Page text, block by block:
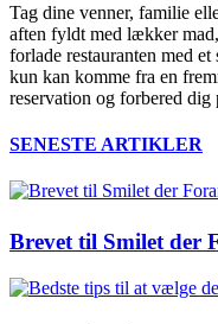
Tag dine venner, familie
aften fyldt med lækker
forlade restauranten med
kun kan komme fra en
reservation og forbered dig
SENESTE ARTIKLER
Brevet til Smilet der